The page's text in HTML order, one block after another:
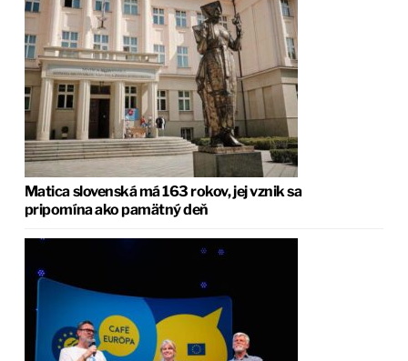
Matica slovenská má 163 rokov, jej vznik sa
pripomína ako pamätný deň